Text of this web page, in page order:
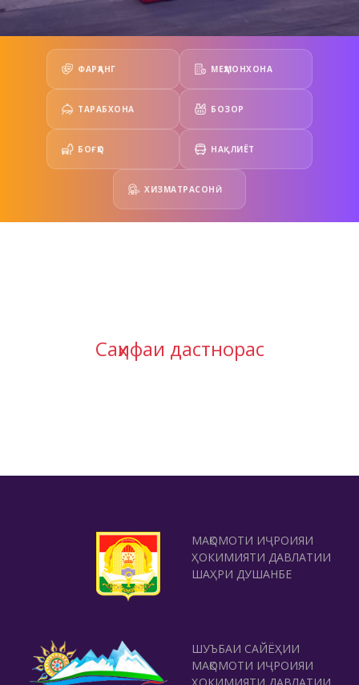
ФАРҲАНГ МЕҲМОНХОНА
ТАРАБХОНА БОЗОР
БОҒҲО НАҚЛИЁТ
ХИЗМАТРАСОНӢ
Саҳифаи дастнорас
МАҚОМОТИ ИҶРОИЯИ
ҲОКИМИЯТИ ДАВЛАТИИ
ШАҲРИ ДУШАНБЕ
ШУЪБАИ САЙЁҲИИ
МАҚОМОТИ ИҶРОИЯИ